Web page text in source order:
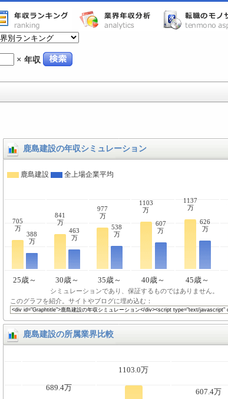
× 年収
鹿島建設の年収シミュレーション
鹿島建設 全上場企業平均
705
万
388
万
841
万
463
万
977
万
538
万
1103
万
607
万
1137
万
626
万
25歳～ 30歳～ 35歳～ 40歳～ 45歳～
シミュレーションであり、保証するものではありません。
このグラフを紹介。サイトやブログに埋め込む：
鹿島建設の所属業界比較
689.4万
1103.0万
607.4万